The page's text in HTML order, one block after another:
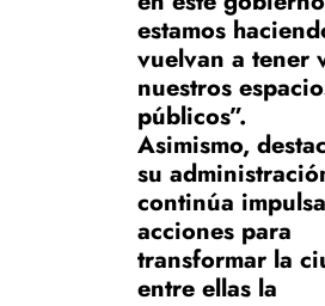
estamos
vuelvan a tener
nuestros
públicos”.
Asimismo,
su
continúa
acciones para
transformar la
entre ellas la